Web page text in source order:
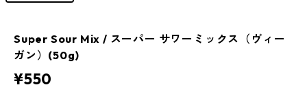
Super Sour Mix / スーパー サワーミックス（ヴィー
ガン）(50g)
¥550